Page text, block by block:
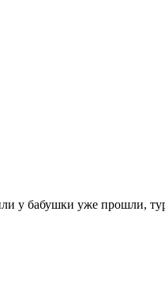
у бабушки уже прошли,